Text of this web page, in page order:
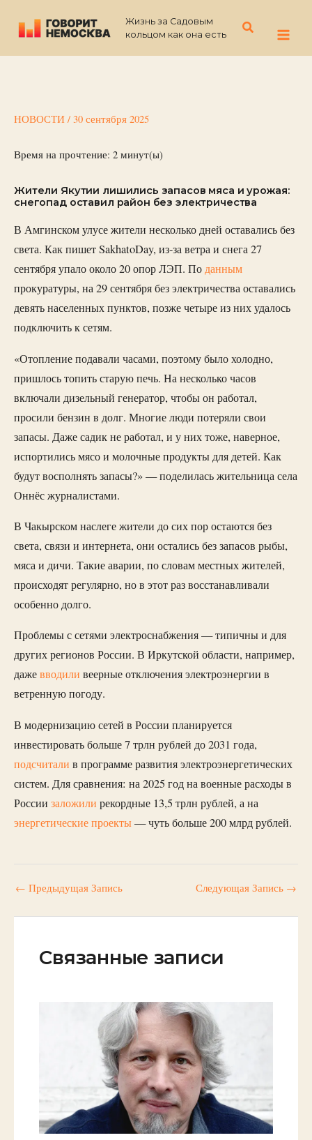
содержимому
Жизнь за Садовым
кольцом как она есть
Поиск
НОВОСТИ / 30 сентября 2025
Время на прочтение: 2 минут(ы)
Жители Якутии лишились запасов мяса и урожая:
снегопад оставил район без электричества
В Амгинском улусе жители несколько дней оставались без
света. Как пишет SakhatoDay, из-за ветра и снега 27
сентября упало около 20 опор ЛЭП. Поданным
прокуратуры, на 29 сентября без электричества оставались
девять населенных пунктов, позже четыре из них удалось
подключить к сетям.
«Отопление подавали часами, поэтому было холодно,
пришлось топить старую печь. На несколько часов
включали дизельный генератор, чтобы он работал,
просили бензин в долг. Многие люди потеряли свои
запасы. Даже садик не работал, и у них тоже, наверное,
испортились мясо и молочные продукты для детей. Как
будут восполнять запасы?» — поделилась жительница села
Оннёс журналистами.
В Чакырском наслеге жители до сих пор остаются без
света, связи и интернета, они остались без запасов рыбы,
мяса и дичи. Такие аварии, по словам местных жителей,
происходят регулярно, но в этот раз восстанавливали
особенно долго.
Проблемы с сетями электроснабжения — типичны и для
других регионов России. В Иркутской области, например,
дажевводили веерные отключения электроэнергии в
ветренную погоду.
В модернизацию сетей в России планируется
инвестировать больше 7 трлн рублей до 2031 года,
подсчитали в программе развития электроэнергетических
систем. Для сравнения: на 2025 год на военные расходы в
России заложили рекордные 13,5 трлн рублей, а на
энергетические проекты— чуть больше 200 млрд рублей.
← Предыдущая Запись Следующая Запись →
Связанные записи